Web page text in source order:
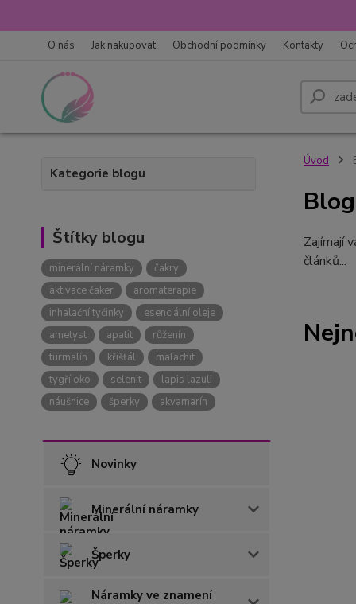
O nás Jak nakupovat Obchodní podmínky Kontakty
Kategorie blogu
Štítky blogu
minerální náramky
čakry
aktivace čaker
aromaterapie
inhalační tyčinky
esenciální oleje
ametyst
apatit
růženín
turmalín
křišťál
malachit
tygří oko
selenit
lapis lazuli
náušnice
šperky akvamarín
Novinky
Minerální náramky
Šperky
Náramky ve znamení
Úvod
Blog
Zajímají
článků...